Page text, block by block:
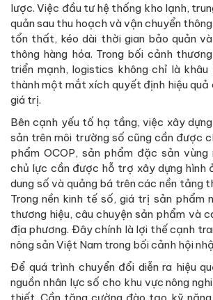
lược. Việc đầu tư hệ thống kho lạnh,
quản sau thu hoạch và vận chuyển
tổn thất, kéo dài thời gian bảo quản
thông hàng hóa. Trong bối cảnh
triển mạnh, logistics không chỉ là
thành một mắt xích quyết định hiệu
giá trị.
Bên cạnh yếu tố hạ tầng, việc xây
sản trên môi trường số cũng cần được
phẩm OCOP, sản phẩm đặc sản vùng
chủ lực cần được hỗ trợ xây dựng hình
dung số và quảng bá trên các nền tảng
Trong nền kinh tế số, giá trị sản phẩm
thương hiệu, câu chuyện sản phẩm và
địa phương. Đây chính là lợi thế cạnh
nông sản Việt Nam trong bối cảnh hội
Để quá trình chuyển đổi diễn ra hiệu
nguồn nhân lực số cho khu vực nông